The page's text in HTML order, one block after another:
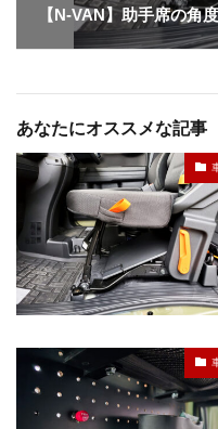
【N-VAN】助手席の角
あなたにオススメな記事